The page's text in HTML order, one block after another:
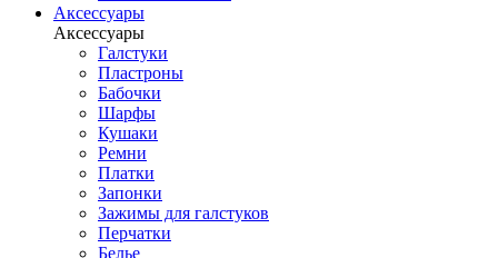
Аксессуары
Аксессуары
Галстуки
Пластроны
Бабочки
Шарфы
Кушаки
Ремни
Платки
Запонки
Зажимы для галстуков
Перчатки
Белье